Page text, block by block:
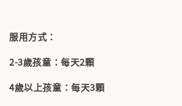
服用方式：
2-3歲孩童：每天2顆
4歲以上孩童：每天3顆